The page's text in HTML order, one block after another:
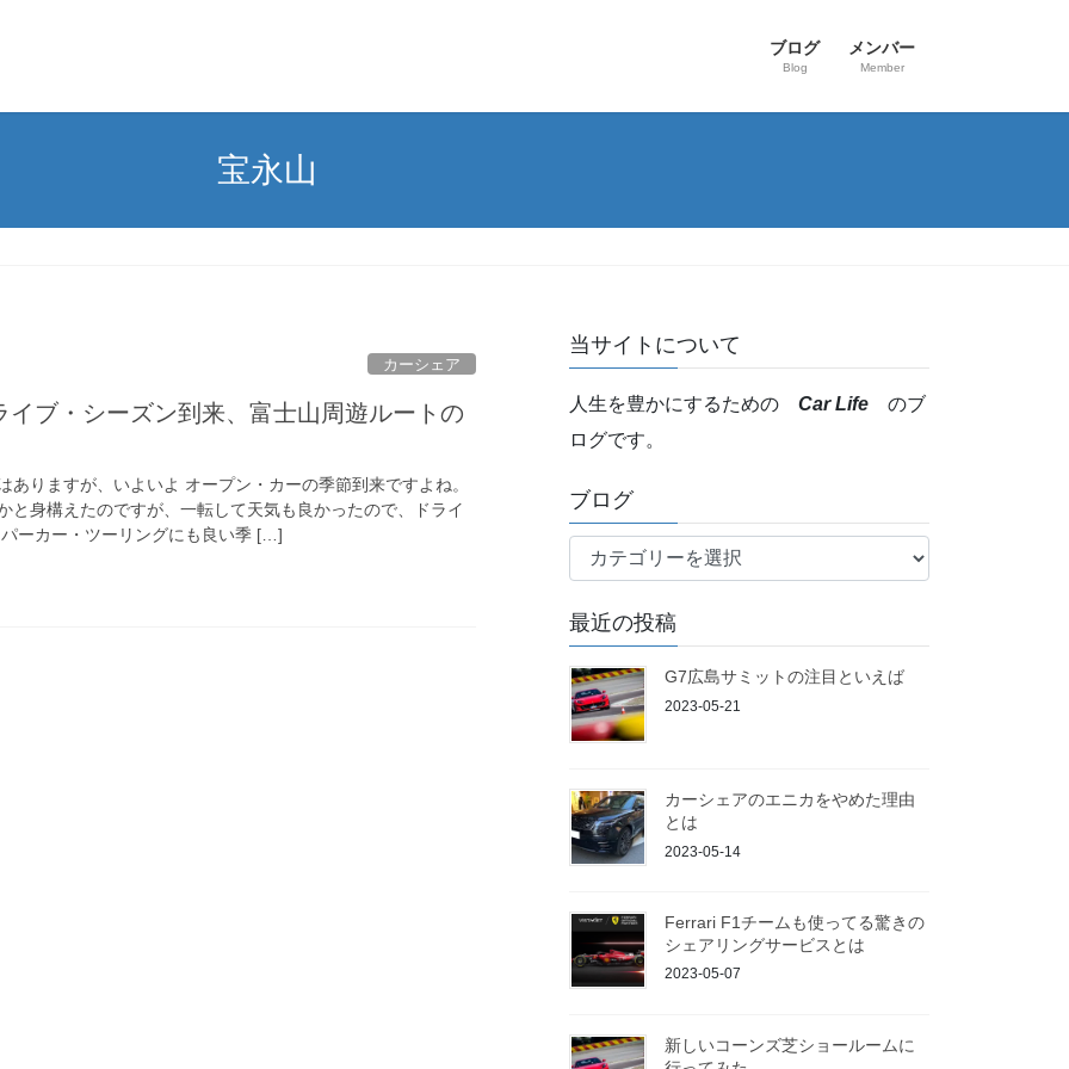
ブログ
Blog
メンバー
Member
宝永山
カーシェア
イブ・シーズン到来、富士山周遊ルートの
ありますが、いよいよ オープン・カーの季節到来ですよね。
と身構えたのですが、一転して天気も良かったので、ドライ
ーカー・ツーリングにも良い季 […]
当サイトについて
人生を豊かにするためのCar Lifeのブ
ログです。
ブログ
ロ
最近の投稿
G7広島サミットの注目といえば
2023-05-21
カーシェアのエニカをやめた理由
とは
2023-05-14
Ferrari F1チームも使ってる驚きの
シェアリングサービスとは
2023-05-07
新しいコーンズ芝ショールームに